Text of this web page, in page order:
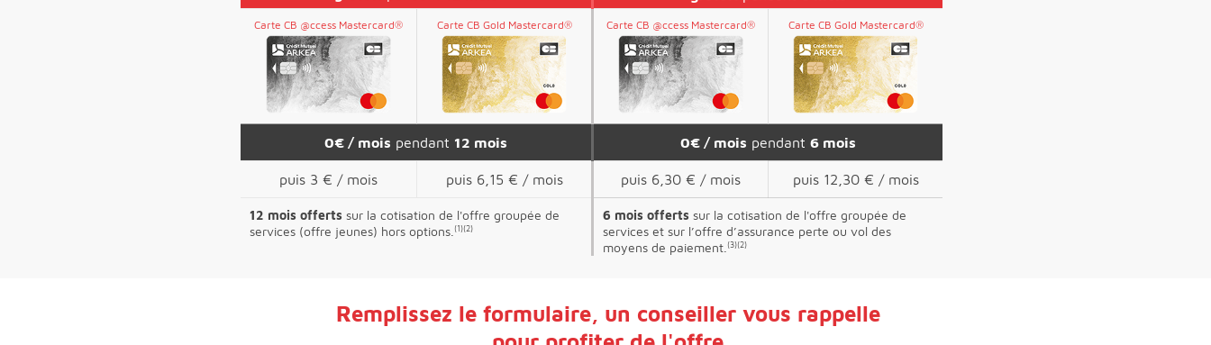
Carte CB @ccess Mastercard® Carte CB Gold Mastercard® Carte CB @ccess Mastercard® Carte CB Gold Mastercard®
0€ / mois pendant 12 mois 0€ / mois pendant 6 mois
puis 3 € / mois puis 6,15 € / mois puis 6,30 € / mois puis 12,30 € / mois
12 mois offerts sur la cotisation de l'offre groupée de
services (offre jeunes) hors options. (1)(2)
6 mois offerts sur la cotisation de l'offre groupée de
services et sur l’offre d’assurance perte ou vol des
moyens de paiement. (3)(2)
Remplissez le formulaire, un conseiller vous rappelle